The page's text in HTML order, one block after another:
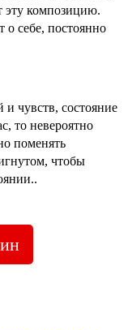
эту композицию.
себе, постоянно
чувств, состояние
то невероятно
поменять
чтобы